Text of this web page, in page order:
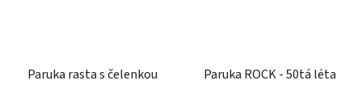
Paruka rasta s čelenkou Paruka ROCK - 50tá léta